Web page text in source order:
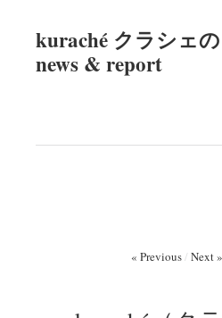
kuraché クラシェの
news & report
« Previous/ Next »